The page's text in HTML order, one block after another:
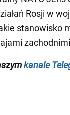
Rosji w
stanowisko
kanale